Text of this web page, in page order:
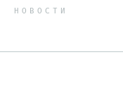
НОВОСТИ